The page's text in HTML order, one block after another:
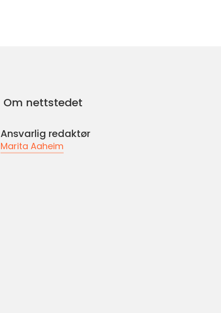
Om nettstedet
Ansvarlig redaktør
Marita Aaheim